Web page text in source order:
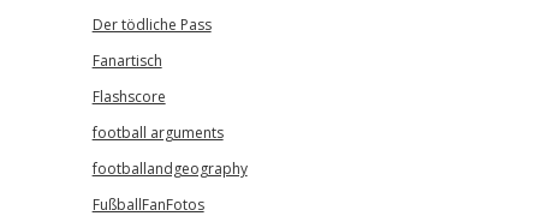
Der tödliche Pass
Fanartisch
Flashscore
football arguments
footballandgeography
FußballFanFotos